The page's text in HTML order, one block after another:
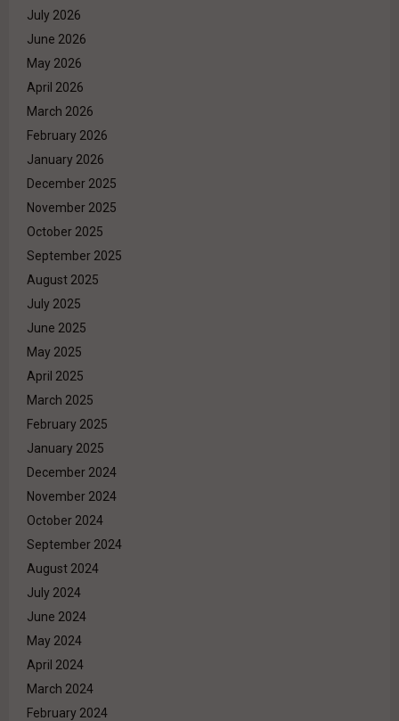
July 2026
June 2026
May 2026
April 2026
March 2026
February 2026
January 2026
December 2025
November 2025
October 2025
September 2025
August 2025
July 2025
June 2025
May 2025
April 2025
March 2025
February 2025
January 2025
December 2024
November 2024
October 2024
September 2024
August 2024
July 2024
June 2024
May 2024
April 2024
March 2024
February 2024